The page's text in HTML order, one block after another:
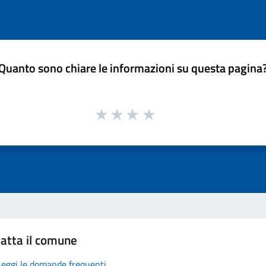
sono chiare le informazioni su questa
il comune